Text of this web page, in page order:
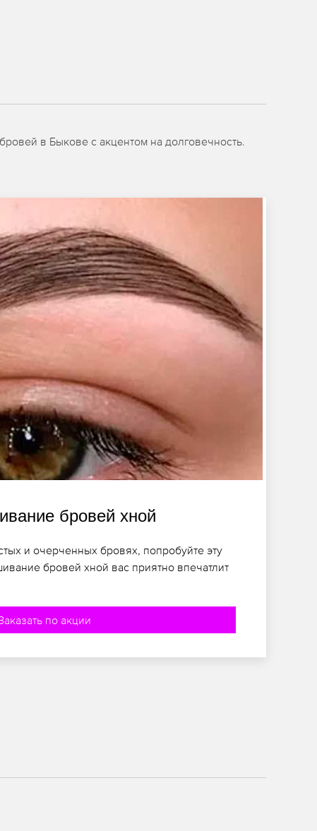
в Быкове с акцентом на долговечность.
бровей хной
и очерченных бровях, попробуйте эту
бровей хной вас приятно впечатлит
по акции